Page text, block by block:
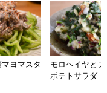
ヨマスタ
モロヘイヤと
ポテトサラダ